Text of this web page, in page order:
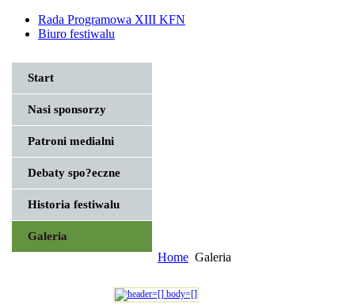
Rada Programowa XIII KFN
Biuro festiwalu
Start
Nasi sponsorzy
Patroni medialni
Debaty spo?eczne
Historia festiwalu
Galeria
Home Galeria